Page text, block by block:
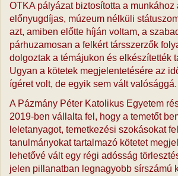
OTKA pályázat biztosította a munkához
előnyugdíjas, múzeum nélküli
azt, amiben előtte híján voltam, a
párhuzamosan a felkért társszerzők
dolgoztak a témájukon és elkészítették
Ugyan a kötetek megjelentetésére az
ígéret volt, de egyik sem vált valósággá.
A Pázmány Péter Katolikus Egyetem
2019-ben vállalta fel, hogy a temetőt
leletanyagot, temetkezési szokásokat
tanulmányokat tartalmazó kötetet
lehetővé vált egy régi adósság
jelen pillanatban legnagyobb sírszámú